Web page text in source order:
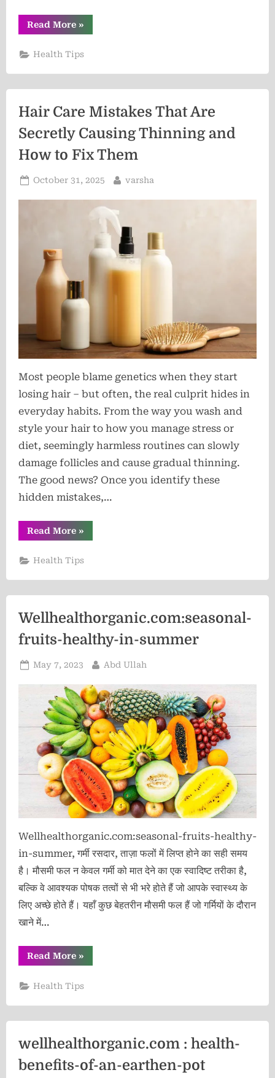
Read More“How
People
Best”
It
Restoration”
»
Health Tips
Hair Care Mistakes That Are
Secretly Causing Thinning and
How to Fix Them
Posted
October 31, 2025 By
varsha
Most people blame genetics when they start
losing hair – but often, the real culprit hides in
everyday habits. From the way you wash and
style your hair to how you manage stress or
diet, seemingly harmless routines can slowly
damage follicles and cause gradual thinning.
The good news? Once you identify these
hidden mistakes,…
Read More“Hair
Care
Are
Causing
to
Fix
Them”
»
Health Tips
Wellhealthorganic.com:seasonal-
fruits-healthy-in-summer
Posted
May 7, 2023 By
Abd Ullah
Wellhealthorganic.com:seasonal-fruits-healthy-
in-summer, गर्मी रसदार, ताज़ा फलों में लिप्त होने का सही समय
है। मौसमी फल न केवल गर्मी को मात देने का एक स्वादिष्ट तरीका है,
बल्कि वे आवश्यक पोषक तत्वों से भी भरे होते हैं जो आपके स्वास्थ्य के
लिए अच्छे होते हैं। यहाँ कुछ बेहतरीन मौसमी फल हैं जो गर्मियों के दौरान
खाने में…
Read More“Wellhealthorganic.com:seasonal-
fruits-
summer”
»
Health Tips
wellhealthorganic.com : health-
benefits-of-an-earthen-pot